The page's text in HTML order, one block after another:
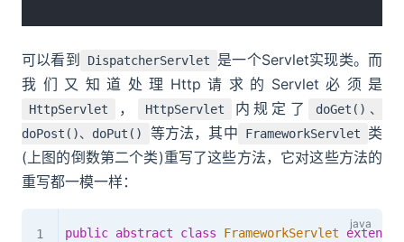
可以看到 DispatcherServlet
是一个Servlet实现类。而
我们又知道处理Http请求的Servlet必须是
HttpServlet ， HttpServlet 内规定了
doGet()、
doPost()、doPut()
等方法，其中 FrameworkServlet
类
(上图的倒数第二个类)重写了这些方法，它对这些方法的
重写都一模一样：
public abstract class FrameworkServlet
extends